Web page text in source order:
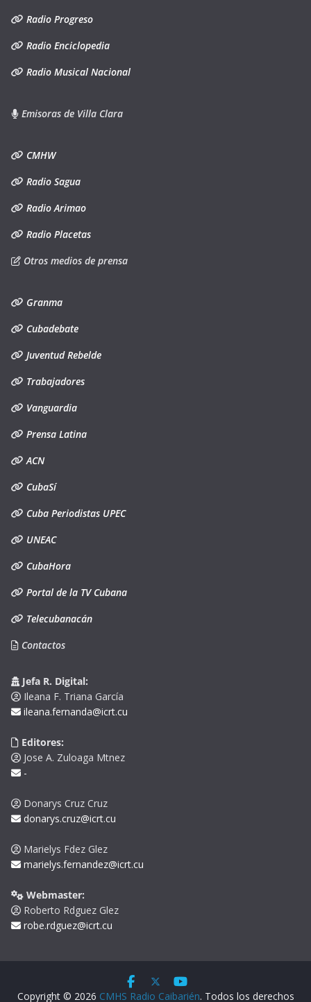
Radio Progreso
Radio Enciclopedia
Radio Musical Nacional
Emisoras de Villa Clara
CMHW
Radio Sagua
Radio Arimao
Radio Placetas
Otros medios de prensa
Granma
Cubadebate
Juventud Rebelde
Trabajadores
Vanguardia
Prensa Latina
ACN
CubaSí
Cuba Periodistas UPEC
UNEAC
CubaHora
Portal de la TV Cubana
Telecubanacán
Contactos
Jefa R. Digital:
Ileana F. Triana García
ileana.fernanda@icrt.cu
Editores:
Jose A. Zuloaga Mtnez
-
Donarys Cruz Cruz
donarys.cruz@icrt.cu
Marielys Fdez Glez
marielys.fernandez@icrt.cu
Webmaster:
Roberto Rdguez Glez
robe.rdguez@icrt.cu
Copyright © 2026 CMHS Radio Caibarién. Todos los derechos